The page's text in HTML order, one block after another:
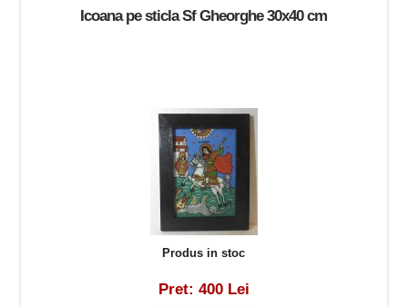
Icoana pe sticla Sf Gheorghe 30x40 cm
Produs in stoc
Pret: 400 Lei